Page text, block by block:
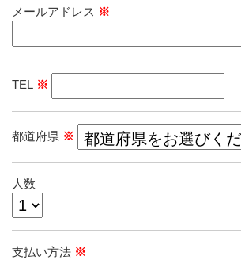
メールアドレス ※
TEL ※
都道府県 ※
人数
支払い方法 ※